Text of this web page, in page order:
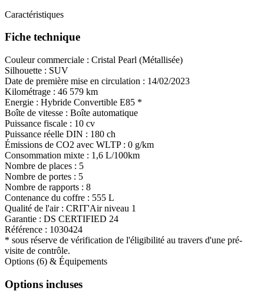
Caractéristiques
Fiche technique
Couleur commerciale : Cristal Pearl (Métallisée)
Silhouette : SUV
Date de première mise en circulation : 14/02/2023
Kilométrage : 46 579 km
Energie : Hybride Convertible E85 *
Boîte de vitesse : Boîte automatique
Puissance fiscale : 10 cv
Puissance réelle DIN : 180 ch
Émissions de CO2 avec WLTP : 0 g/km
Consommation mixte : 1,6 L/100km
Nombre de places : 5
Nombre de portes : 5
Nombre de rapports : 8
Contenance du coffre : 555 L
Qualité de l'air : CRIT'Air niveau 1
Garantie : DS CERTIFIED 24
Référence : 1030424
* sous réserve de vérification de l'éligibilité au travers d'une pré-
visite de contrôle.
Options (6) & Équipements
Options incluses